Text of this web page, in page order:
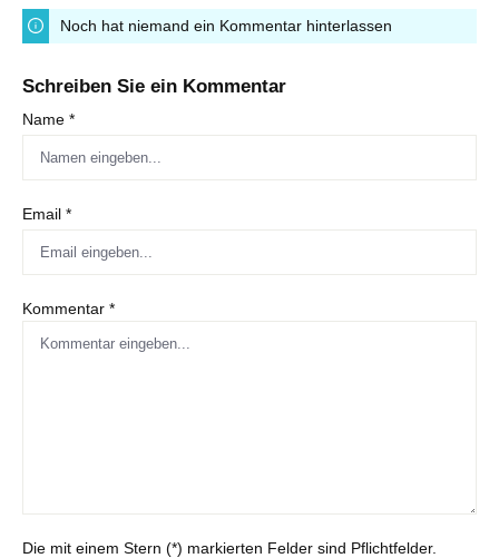
Noch hat niemand ein Kommentar hinterlassen
Schreiben Sie ein Kommentar
Name *
Email *
Kommentar *
Die mit einem Stern (*) markierten Felder sind Pflichtfelder.